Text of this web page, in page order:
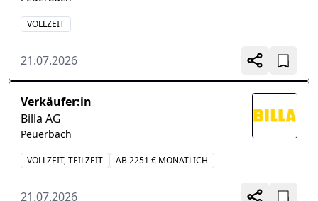
VOLLZEIT
21.07.2026
Verkäufer:in
Billa AG
Peuerbach
VOLLZEIT, TEILZEIT AB 2251 € MONATLICH
21.07.2026